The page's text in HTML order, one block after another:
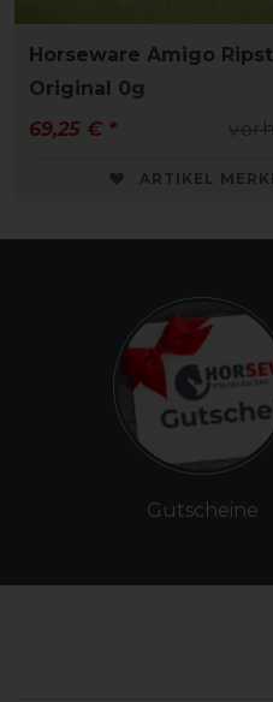
Horseware Amigo
Original 0g
69,25 € *
ARTIKEL
Gutscheine